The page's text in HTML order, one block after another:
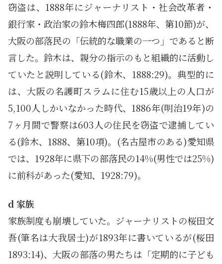
窃盗は、1888年にジャーナリスト・社会改革者・
銀行家・政治家の鈴木梅四郎(1888年、第10節)が、
大阪の部落民の「伝統的な職業の一つ」であると断
言した。鈴木は、親分の指示のもと組織的に活動し
ていたと説明している(鈴木、1888:29)。典型的に
は、大阪の名護町スラムに住む15歳以上の人口が
5,100人しかいなかった時代、1886年(明治19年)の
7ヶ月間で警察は603人の住民を窃盗で逮捕してい
る(鈴木、1888、第10項)。(名古屋市のある)愛知県
では、1928年に県下の部落民の14%(男性では25%)
に前科があった(愛知、1928:79)。
d 家族
家族制度も崩壊していた。ジャーナリストの桜田文
吾(筆名は大我居士)が1893年に書いているが(桜田
1893:14)、大阪の部落の男たちは「定期的に子ども